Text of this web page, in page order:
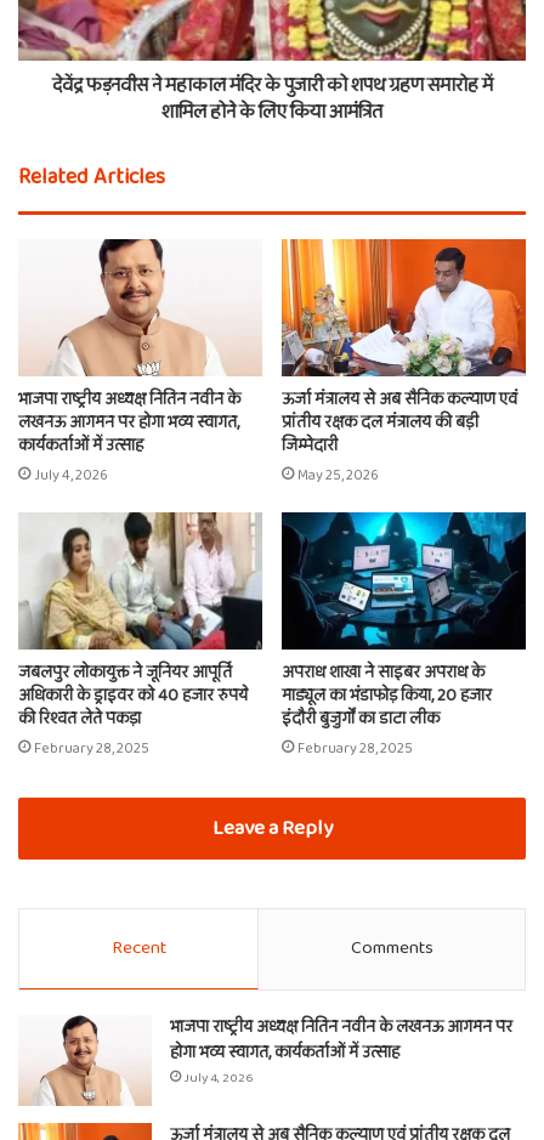
देवेंद्र फड़नवीस ने महाकाल मंदिर के पुजारी को शपथ ग्रहण समारोह में
शामिल होने के लिए किया आमंत्रित
Related Articles
भाजपा राष्ट्रीय अध्यक्ष नितिन नवीन के
लखनऊ आगमन पर होगा भव्य स्वागत,
कार्यकर्ताओं में उत्साह
July 4, 2026
ऊर्जा मंत्रालय से अब सैनिक कल्याण एवं
प्रांतीय रक्षक दल मंत्रालय की बड़ी
जिम्मेदारी
May 25, 2026
जबलपुर लोकायुक्त ने जूनियर आपूर्ति
अधिकारी के ड्राइवर को 40 हजार रुपये
की रिश्वत लेते पकड़ा
February 28, 2025
अपराध शाखा ने साइबर अपराध के
माड्यूल का भंडाफोड़ किया, 20 हजार
इंदौरी बुजुर्गों का डाटा लीक
February 28, 2025
Leave a Reply
Recent Comments
भाजपा राष्ट्रीय अध्यक्ष नितिन नवीन के लखनऊ आगमन पर
होगा भव्य स्वागत, कार्यकर्ताओं में उत्साह
July 4, 2026